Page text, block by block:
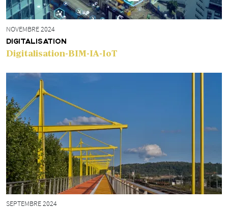
NOVEMBRE 2024
DIGITALISATION
Digitalisation-BIM-IA-IoT
SEPTEMBRE 2024